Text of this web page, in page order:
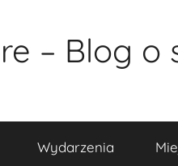
– Blog o
Wydarzenia